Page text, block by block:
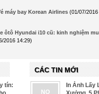
máy bay Korean Airlines (01/07/2016
ôtô Hyundai i10 cũ: kinh nghiệm
2016 14:29)
tín:
CÁC TIN MỚI
NO
In Ảnh Lấy